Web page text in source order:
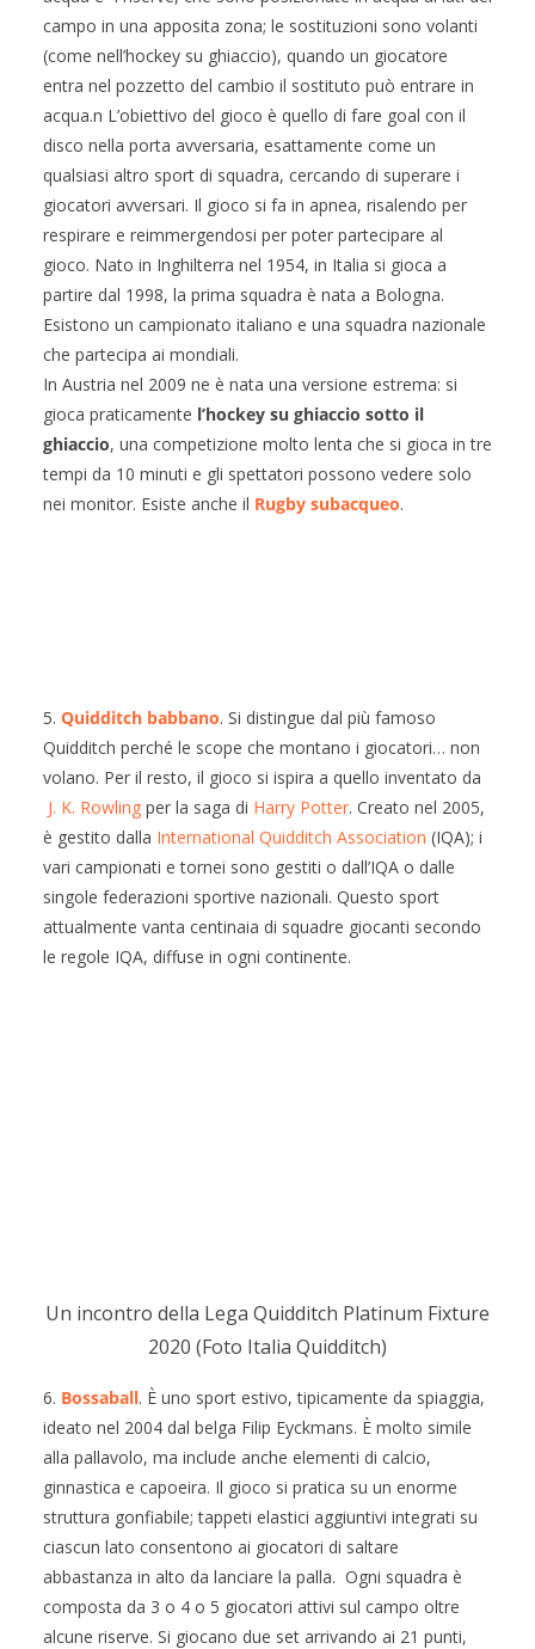
campo in una apposita zona; le sostituzioni sono volanti
(come nell’hockey su ghiaccio), quando un giocatore
entra nel pozzetto del cambio il sostituto può entrare in
acqua.n L’obiettivo del gioco è quello di fare goal con il
disco nella porta avversaria, esattamente come un
qualsiasi altro sport di squadra, cercando di superare i
giocatori avversari. Il gioco si fa in apnea, risalendo per
respirare e reimmergendosi per poter partecipare al
gioco. Nato in Inghilterra nel 1954, in Italia si gioca a
partire dal 1998, la prima squadra è nata a Bologna.
Esistono un campionato italiano e una squadra nazionale
che partecipa ai mondiali.
In Austria nel 2009 ne è nata una versione estrema: si
gioca praticamente l’hockey su ghiaccio sotto il
ghiaccio, una competizione molto lenta che si gioca in tre
tempi da 10 minuti e gli spettatori possono vedere solo
nei monitor. Esiste anche il Rugby subacqueo.
5. Quidditch babbano. Si distingue dal più famoso
Quidditch perché le scope che montano i giocatori… non
volano. Per il resto, il gioco si ispira a quello inventato da
J. K. Rowling per la saga di Harry Potter. Creato nel 2005,
è gestito dalla International Quidditch Association (IQA); i
vari campionati e tornei sono gestiti o dall’IQA o dalle
singole federazioni sportive nazionali. Questo sport
attualmente vanta centinaia di squadre giocanti secondo
le regole IQA, diffuse in ogni continente.
Un incontro della Lega Quidditch Platinum Fixture
2020 (Foto Italia Quidditch)
6. Bossaball. È uno sport estivo, tipicamente da spiaggia,
ideato nel 2004 dal belga Filip Eyckmans. È molto simile
alla pallavolo, ma include anche elementi di calcio,
ginnastica e capoeira. Il gioco si pratica su un enorme
struttura gonfiabile; tappeti elastici aggiuntivi integrati su
ciascun lato consentono ai giocatori di saltare
abbastanza in alto da lanciare la palla. Ogni squadra è
composta da 3 o 4 o 5 giocatori attivi sul campo oltre
alcune riserve. Si giocano due set arrivando ai 21 punti,